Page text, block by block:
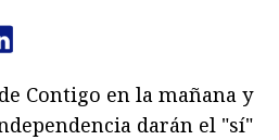
Contigo en la mañana y
darán el "sí"